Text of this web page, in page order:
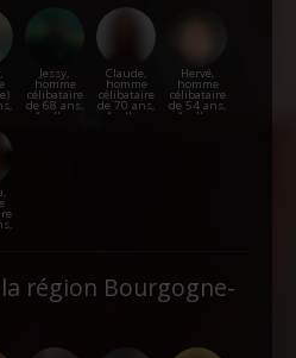
Jessy,
homme
célibataire
de 68 ans,
Avallon
Claude,
homme
célibataire
de 70 ans,
Avallon
Hervé,
homme
célibataire
de 54 ans,
Avallon
région Bourgogne-